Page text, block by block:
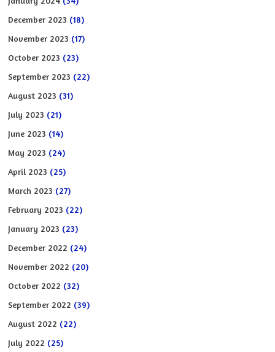
December 2023 (18)
November 2023 (17)
October 2023 (23)
September 2023 (22)
August 2023 (31)
July 2023 (21)
June 2023 (14)
May 2023 (24)
April 2023 (25)
March 2023 (27)
February 2023 (22)
January 2023 (23)
December 2022 (24)
November 2022 (20)
October 2022 (32)
September 2022 (39)
August 2022 (22)
July 2022 (25)